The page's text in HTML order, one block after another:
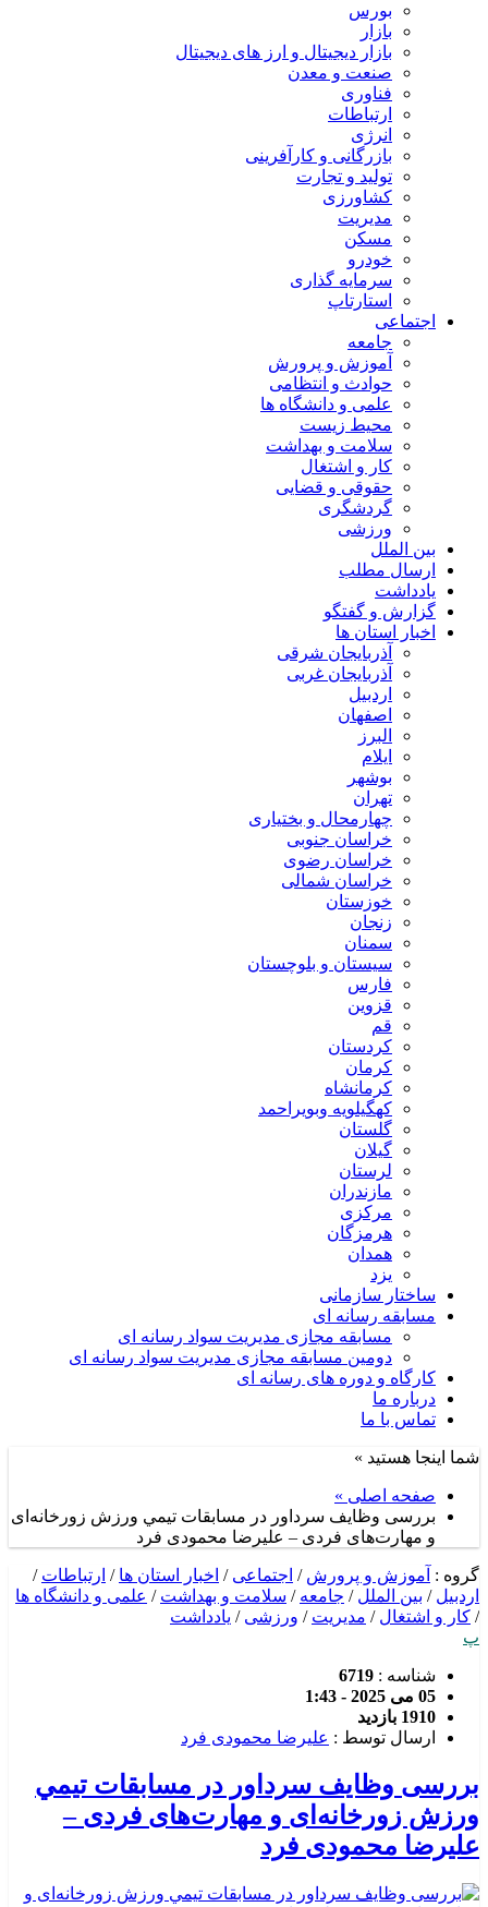
بورس
بازار
بازار دیجیتال و ارز های دیجیتال
صنعت و معدن
فناوری
ارتباطات
انرژی
بازرگانی و کارآفرینی
تولید و تجارت
کشاورزی
مدیریت
مسکن
خودرو
سرمایه گذاری
استارتاپ
اجتماعی
جامعه
آموزش و پرورش
حوادث و انتظامی
علمی و دانشگاه ها
محیط زیست
سلامت و بهداشت
کار و اشتغال
حقوقی و قضایی
گردشگری
ورزشی
بین الملل
ارسال مطلب
یادداشت
گزارش و گفتگو
اخبار استان ها
آذربایجان شرقی
آذربایجان غربی
اردبیل
اصفهان
البرز
ایلام
بوشهر
تهران
چهارمحال و بختیاری
خراسان جنوبی
خراسان رضوی
خراسان شمالی
خوزستان
زنجان
سمنان
سیستان و بلوچستان
فارس
قزوین
قم
کردستان
کرمان
کرمانشاه
کهگیلویه وبویراحمد
گلستان
گیلان
لرستان
مازندران
مرکزی
هرمزگان
همدان
یزد
ساختار سازمانی
مسابقه رسانه ای
مسابقه مجازی مدیریت سواد رسانه ای
دومین مسابقه مجازی مدیریت سواد رسانه ای
کارگاه و دوره های رسانه ای
درباره ما
تماس با ما
شما اینجا هستید »
صفحه اصلی »
بررسی وظايف سرداور در مسابقات تیمي ورزش زورخانه‌ای
و مهارت‌های فردی – علیرضا محمودی فرد
گروه : آموزش و پرورش / اجتماعی / اخبار استان ها / ارتباطات /
اردبیل / بین الملل / جامعه / سلامت و بهداشت / علمی و دانشگاه ها
/ کار و اشتغال / مدیریت / ورزشی / یادداشت
پ
شناسه : 6719
05 می 2025 - 1:43
1910 بازدید
ارسال توسط : علیرضا محمودی فرد
بررسی وظايف سرداور در مسابقات تیمي
ورزش زورخانه‌ای و مهارت‌های فردی –
علیرضا محمودی فرد